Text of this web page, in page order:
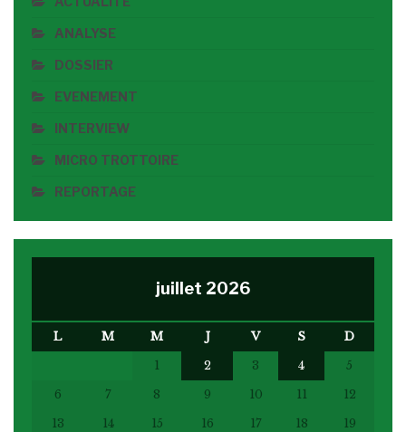
ANALYSE
DOSSIER
EVENEMENT
INTERVIEW
MICRO TROTTOIRE
REPORTAGE
juillet 2026
L M M J V S
D
1
2 3 4
5
6
7 8 9 10 11
12
13
14 15 16 17 18
19